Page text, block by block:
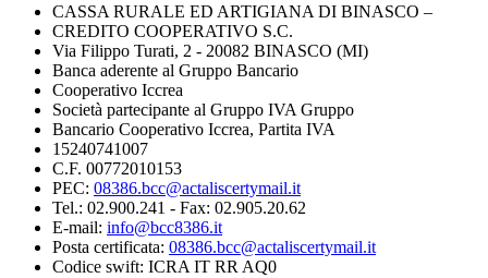
CASSA RURALE ED ARTIGIANA DI BINASCO –
CREDITO COOPERATIVO S.C.
Via Filippo Turati, 2 - 20082 BINASCO (MI)
Banca aderente al Gruppo Bancario
Cooperativo Iccrea
Società partecipante al Gruppo IVA Gruppo
Bancario Cooperativo Iccrea, Partita IVA
15240741007
C.F. 00772010153
PEC: 08386.bcc@actaliscertymail.it
Tel.: 02.900.241 - Fax: 02.905.20.62
E-mail: info@bcc8386.it
Posta certificata: 08386.bcc@actaliscertymail.it
Codice swift: ICRA IT RR AQ0